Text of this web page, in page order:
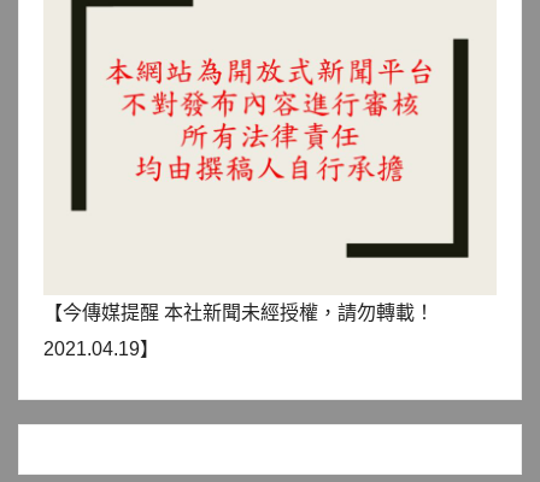
【今傳媒提醒 本社新聞未經授權，請勿轉載！
2021.04.19】